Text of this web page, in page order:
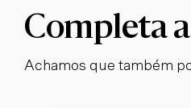
Completa
Achamos que também